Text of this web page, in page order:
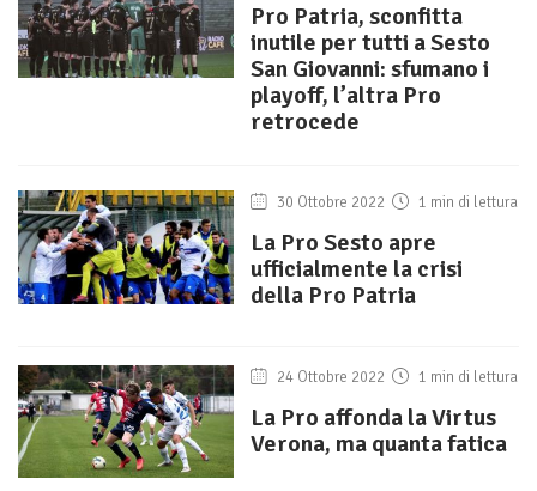
Pro Patria, sconfitta
inutile per tutti a Sesto
San Giovanni: sfumano i
playoff, l’altra Pro
retrocede
30 Ottobre 2022 1 min di lettura
La Pro Sesto apre
ufficialmente la crisi
della Pro Patria
24 Ottobre 2022 1 min di lettura
La Pro affonda la Virtus
Verona, ma quanta fatica